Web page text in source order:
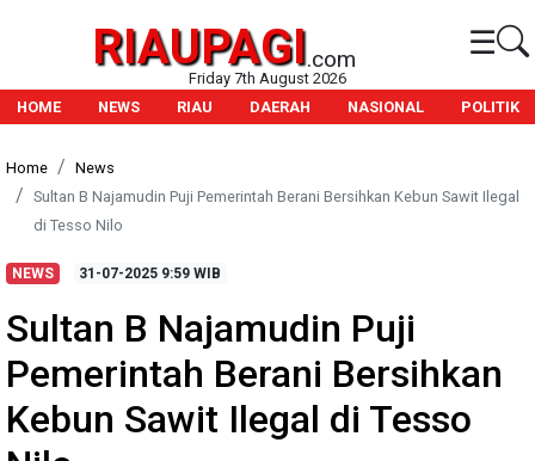
RIAUPAGI.com ☰
Friday 7th August 2026
HOME
NEWS RIAU DAERAH NASIONAL POLITIK
Home
News
Sultan B Najamudin Puji Pemerintah Berani Bersihkan Kebun Sawit Ilegal
di Tesso Nilo
NEWS 31-07-2025 9:59 WIB
Sultan B Najamudin Puji
Pemerintah Berani Bersihkan
Kebun Sawit Ilegal di Tesso